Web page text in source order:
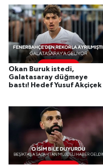
Okan Buruk istedi,
Galatasaray düğmeye
bastı! Hedef Yusuf Akçiçek